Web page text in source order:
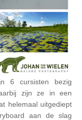
6 cursisten bezig
zijn ze in een
helemaal uitgediept
aan de slag